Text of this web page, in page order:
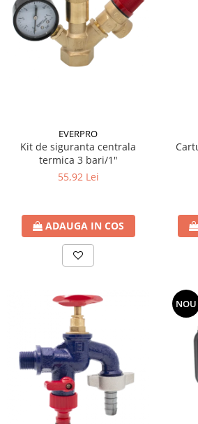
Teava incalzire pardoseala
PLACA NUTURI/TACKER
Grupuri de pompare si amestec
Distribuitoare
Aditiv Sapa
Pachete incalzire in pardoseala
Panouri fotovoltaice
Panouri fotovoltaice
Seturi de Dus
Baterii sanitare
Rigole baie: Rigola de scurgere
pentru dus
Vase wc, capace si rezervoare
Racorduri flexibile de apa
EVERPRO
Kit de siguranta centrala
termica 3 bari/1"
55,92 Lei
ADAUGA IN COS
NOU